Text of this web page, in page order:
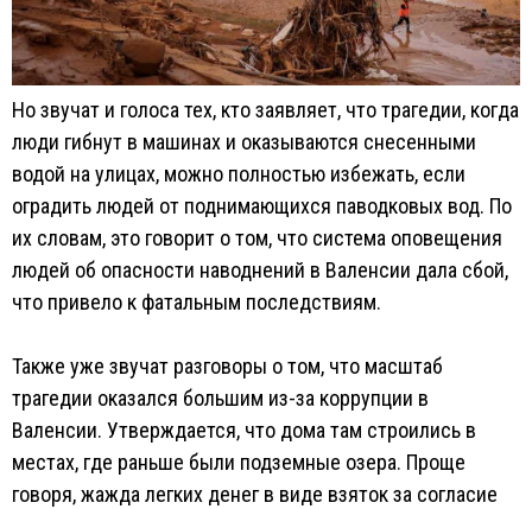
Но звучат и голоса тех, кто заявляет, что трагедии, когда
люди гибнут в машинах и оказываются снесенными
водой на улицах, можно полностью избежать, если
оградить людей от поднимающихся паводковых вод. По
их словам, это говорит о том, что система оповещения
людей об опасности наводнений в Валенсии дала сбой,
что привело к фатальным последствиям.
Также уже звучат разговоры о том, что масштаб
трагедии оказался большим из-за коррупции в
Валенсии. Утверждается, что дома там строились в
местах, где раньше были подземные озера. Проще
говоря, жажда легких денег в виде взяток за согласие